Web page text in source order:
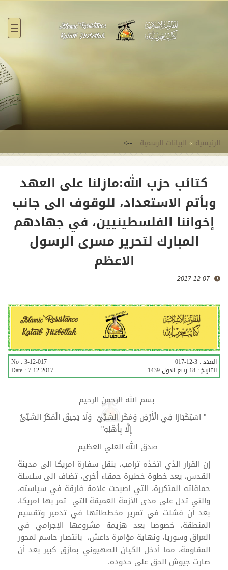
الرئيسية » البيانات الرسمية -->
كتائب حزب الله:مازلنا على العهد
وبأتم الاستعداد، للوقوف الى جانب
إخواننا الفلسطينيين، في جهادهم
المبارك لتحرير مسرى الرسول
الاعظم
2017-12-07
العدد : 3-12-017
التاريخ : 18 ربیع الاول 1439
No :3-12-017
Date :7-12-2017
بسم الله الرحمن الرحيم
" اسْتِكْبَارًا فِي الْأَرْضِ وَمَكْرَ السَّيِّئِ وَلَا يَحِيقُ الْمَكْرُ السَّيِّئُ
إِلَّا بِأَهْلِهِ"
صدق الله العلي العظيم
إن القرار الذي اتخذه ترامب، بنقل سفارة امريكا الى مدينة
القدس، يعد خطوة خطيرة حمقاء أخرى، تضاف الى سلسلة
حماقاته المتكررة، التي اصبحت علامة فارقة في سياسته،
والتي تدل على مدى الأزمة العميقة التي تمر بها امريكا،
بعد أن فشلت في تمرير مخططاتها في تدمير وتقسيم
المنطقة، خصوصا بعد هزيمة مشروعها الإجرامي في
العراق وسوريا، ونهاية مؤامرة داعش، بانتصار حاسم لمحور
المقاومة، مما أدخل الكيان الصهيوني بمأزق كبير بعد أن
صارت جيوش الحق على حدوده.